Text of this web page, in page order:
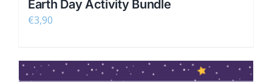
Earth Day Activity Bundle
€3,90